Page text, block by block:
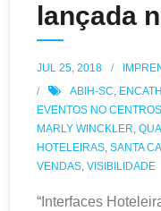
lançada
JUL 25, 2018
ABIH-SC,
EVENTOS NO
MARLY WINCKLER,
HOTELEIRAS, SANTA
VENDAS, VISIBILIDADE
“Interfaces